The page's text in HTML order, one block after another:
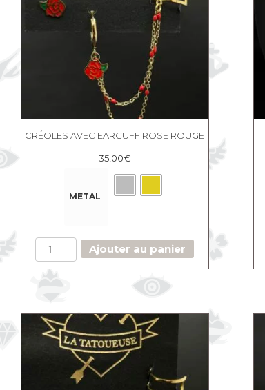
CRÉOLES AVEC EARCUFF ROSE ROUGE
35,00€
METAL
quantité
Créoles
avec
Rouge
Ajouter au panier